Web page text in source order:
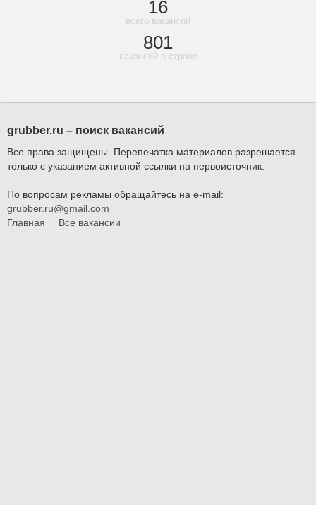
16
всего вакансий
801
вакансий в стране
grubber.ru – поиск вакансий
Все права защищены. Перепечатка материалов разрешается
только с указанием активной ссылки на первоисточник.
По вопросам рекламы обращайтесь на e-mail:
grubber.ru@gmail.com
Главная
Все вакансии